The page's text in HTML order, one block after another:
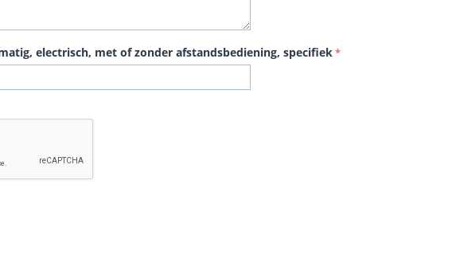
electrisch, met of zonder afstandsbediening, specifiek